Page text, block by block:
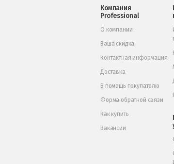
Компания
Professional
О компании
Ваша скидка
Контактная информация
Доставка
В помощь покупателю
Форма обратной связи
Как купить
Вакансии